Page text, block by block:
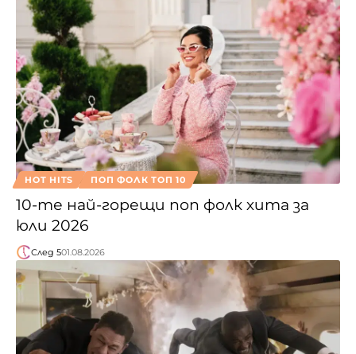
HOT HITS ПОП ФОЛК ТОП 10
10-те най-горещи поп фолк хита за
юли 2026
След 501.08.2026